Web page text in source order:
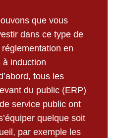
que vous
dans ce type de
en
à induction
tous les
du public (ERP)
service public ont
quelque soit
par exemple les